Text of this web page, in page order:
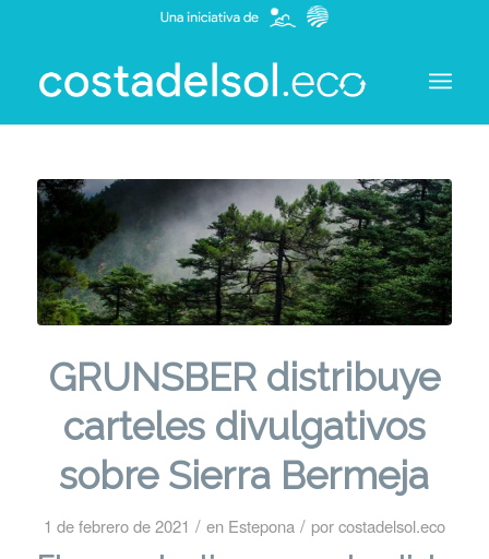
GRUNSBER distribuye
carteles divulgativos
sobre Sierra Bermeja
1 de febrero de 2021 / en Estepona / porcostadelsol.eco